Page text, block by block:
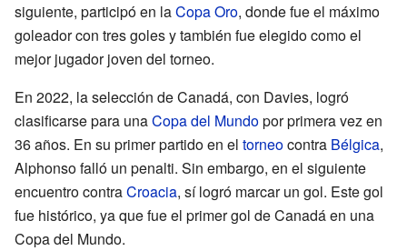
siguiente, participó en laCopa Oro, donde fue el máximo
goleador con tres goles y también fue elegido como el
mejor jugador joven del torneo.
En 2022, la selección de Canadá, con Davies, logró
clasificarse para unaCopa del Mundopor primera vez en
36 años. En su primer partido en el torneocontra Bélgica,
Alphonso falló un penalti. Sin embargo, en el siguiente
encuentro contraCroacia, sí logró marcar un gol. Este gol
fue histórico, ya que fue el primer gol de Canadá en una
Copa del Mundo.